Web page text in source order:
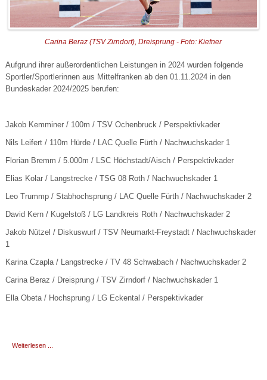
Carina Beraz (TSV Zirndorf), Dreisprung - Foto: Kiefner
Aufgrund ihrer außerordentlichen Leistungen in 2024 wurden folgende
Sportler/Sportlerinnen aus Mittelfranken ab den 01.11.2024 in den
Bundeskader 2024/2025 berufen:
Jakob Kemminer / 100m / TSV Ochenbruck / Perspektivkader
Nils Leifert / 110m Hürde / LAC Quelle Fürth / Nachwuchskader 1
Florian Bremm / 5.000m / LSC Höchstadt/Aisch / Perspektivkader
Elias Kolar / Langstrecke / TSG 08 Roth / Nachwuchskader 1
Leo Trummp / Stabhochsprung / LAC Quelle Fürth / Nachwuchskader 2
David Kern / Kugelstoß / LG Landkreis Roth / Nachwuchskader 2
Jakob Nützel / Diskuswurf / TSV Neumarkt-Freystadt / Nachwuchskader
1
Karina Czapla / Langstrecke / TV 48 Schwabach / Nachwuchskader 2
Carina Beraz / Dreisprung / TSV Zirndorf / Nachwuchskader 1
Ella Obeta / Hochsprung / LG Eckental / Perspektivkader
Weiterlesen ...